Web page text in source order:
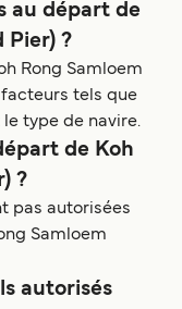
au départ de
Pier) ?
Rong Samloem
tels que
le type de navire.
de Koh
?
pas autorisées
Samloem
autorisés